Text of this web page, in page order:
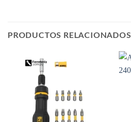
PRODUCTOS RELACIONADOS